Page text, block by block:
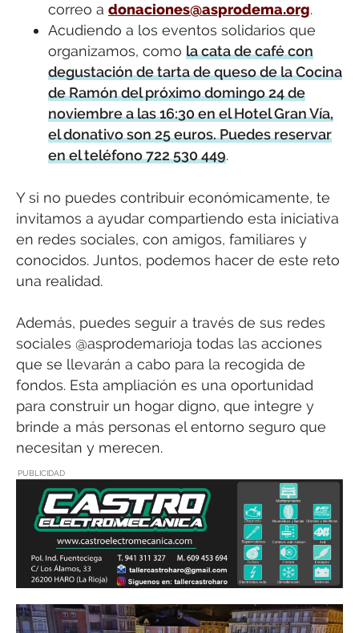
correo a donaciones@asprodema.org.
Acudiendo a los eventos solidarios que
organizamos, como la cata de café con
degustación de tarta de queso de la Cocina
de Ramón del próximo domingo 24 de
noviembre a las 16:30 en el Hotel Gran Vía,
el donativo son 25 euros. Puedes reservar
en el teléfono 722 530 449.
Y si no puedes contribuir económicamente, te
invitamos a ayudar compartiendo esta iniciativa
en redes sociales, con amigos, familiares y
conocidos. Juntos, podemos hacer de este reto
una realidad.
Además, puedes seguir a través de sus redes
sociales @asprodemarioja todas las acciones
que se llevarán a cabo para la recogida de
fondos. Esta ampliación es una oportunidad
para construir un hogar digno, que integre y
brinde a más personas el entorno seguro que
necesitan y merecen.
PUBLICIDAD